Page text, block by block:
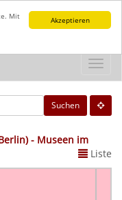
Akzeptieren
Mit
Suchen
- Museen im
Liste